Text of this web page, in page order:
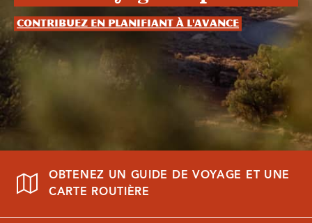
Contribuez en planifiant à l'avance
OBTENEZ UN GUIDE DE VOYAGE ET UNE
CARTE ROUTIÈRE